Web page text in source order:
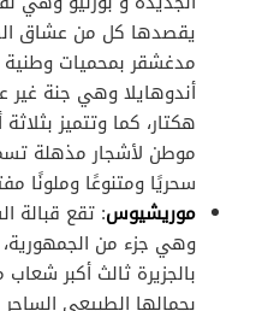
يقصدها كل من عشاق
مدغشقر بمحميات
هكتار، كما وتتميز
موطن لأشجار مذهلة
سحريًا ومتنوعًا وملونًا
موريشيوس: تقع قبالة
وهي جزء من
بالجزيرة ثالث أكبر
بجمالها الطبيعي